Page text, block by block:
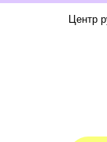
Центр